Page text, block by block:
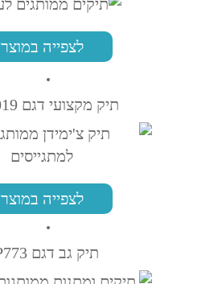
לצפייה במוצר
תיק מקצועי דגם PK1019
לצפייה במוצר
תיק גב דגם PP773